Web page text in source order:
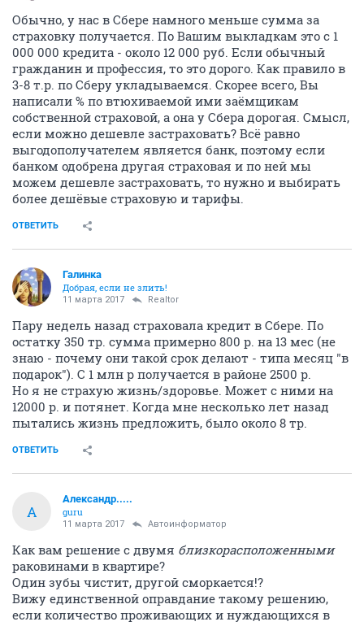
Обычно, у нас в Сбере намного меньше сумма за
страховку получается. По Вашим выкладкам это с 1
000 000 кредита - около 12 000 руб. Если обычный
гражданин и профессия, то это дорого. Как правило в
3-8 т.р. по Сберу укладываемся. Скорее всего, Вы
написали % по втюхиваемой ими заёмщикам
собственной страховой, а она у Сбера дорогая. Смысл,
если можно дешевле застраховать? Всё равно
выгодополучателем является банк, поэтому если
банком одобрена другая страховая и по ней мы
можем дешевле застраховать, то нужно и выбирать
более дешёвые страховую и тарифы.
ОТВЕТИТЬ
Галинка
Добрая, если не злить!
11 марта 2017 Realtor
Пару недель назад страховала кредит в Сбере. По
остатку 350 тр. сумма примерно 800 р. на 13 мес (не
знаю - почему они такой срок делают - типа месяц "в
подарок"). С 1 млн р получается в районе 2500 р.
Но я не страхую жизнь/здоровье. Может с ними на
12000 р. и потянет. Когда мне несколько лет назад
пытались жизнь предложить, было около 8 тр.
ОТВЕТИТЬ
А
Александр.....
guru
11 марта 2017 Автоинформатор
Как вам решение с двумя близкорасположенными
раковинами в квартире?
Один зубы чистит, другой сморкается!?
Вижу единственной оправдание такому решению,
если количество проживающих и нуждающихся в